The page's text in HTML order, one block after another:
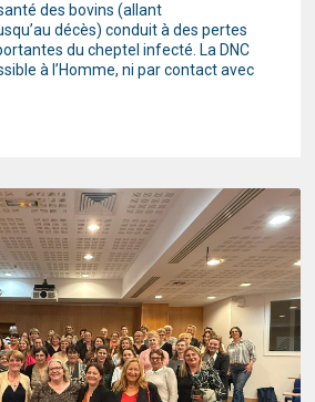
des bovins (allant
décès) conduit à des pertes
du cheptel infecté. La DNC
à l’Homme, ni par contact avec